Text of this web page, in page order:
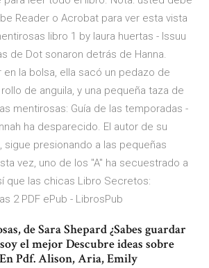
Reader o Acrobat para ver esta vista
libro 1 by laura huertas - Issuu
de Dot sonaron detrás de Hanna.
la bolsa, ella sacó un pedazo de
de anguila, y una pequeña taza de
mentirosas: Guía de las temporadas -
ha desparecido. El autor de su
sigue presionando a las pequeñas
vez, uno de los "A" ha secuestrado a
que las chicas Libro Secretos:
2 PDF ePub - LibrosPub
de Sara Shepard ¿Sabes guardar
el mejor Descubre ideas sobre
Pdf. Alison, Aria, Emily